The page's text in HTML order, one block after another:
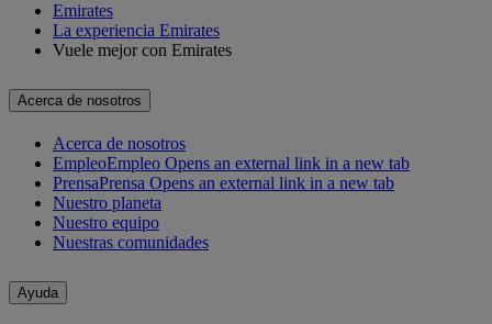
Emirates
La experiencia Emirates
Vuele mejor con Emirates
Acerca de nosotros
Acerca de nosotros
EmpleoEmpleo Opens an external link in a new tab
PrensaPrensa Opens an external link in a new tab
Nuestro planeta
Nuestro equipo
Nuestras comunidades
Ayuda